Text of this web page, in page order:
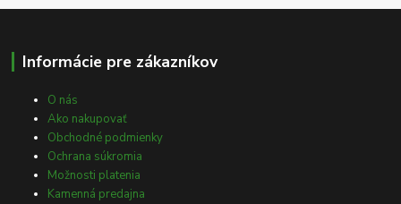
Informácie pre zákazníkov
O nás
Ako nakupovať
Obchodné podmienky
Ochrana súkromia
Možnosti platenia
Kamenná predajna